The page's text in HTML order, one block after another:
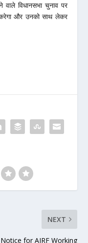
वाले विधानसभा चुनाव पर
करेगा और उनको साथ लेकर
NEXT
Notice for AIRF Working